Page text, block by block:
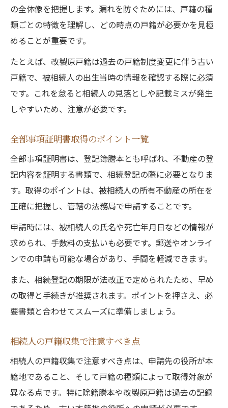
の全体像を把握します。漏れを防ぐためには、戸籍の種
類ごとの特徴を理解し、どの時点の戸籍が必要かを見極
めることが重要です。
たとえば、改製原戸籍は過去の戸籍制度変更に伴う古い
戸籍で、被相続人の出生当時の情報を確認する際に必須
です。これを怠ると相続人の見落としや記載ミスが発生
しやすいため、注意が必要です。
全部事項証明書取得のポイント一覧
全部事項証明書は、登記簿謄本とも呼ばれ、不動産の登
記内容を証明する書類で、相続登記の際に必要となりま
す。取得のポイントは、被相続人の所有不動産の所在を
正確に把握し、管轄の法務局で申請することです。
申請時には、被相続人の氏名や死亡年月日などの情報が
求められ、手数料の支払いも必要です。郵送やオンライ
ンでの申請も可能な場合があり、手間を軽減できます。
また、相続登記の期限が法改正で定められたため、早め
の取得と手続きが推奨されます。ポイントを押さえ、必
要書類と合わせてスムーズに準備しましょう。
相続人の戸籍収集で注意すべき点
相続人の戸籍収集で注意すべき点は、申請先の役所が本
籍地であること、そして戸籍の種類によって取得対象が
異なる点です。特に除籍謄本や改製原戸籍は過去の記録